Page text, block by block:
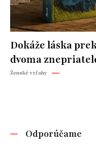
Dokáže láska
dvoma
Ženské vzťahy
Odporúčame